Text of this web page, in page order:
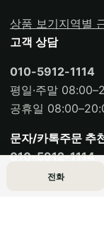
상품 보기지역별
고객 상담
010-5912-1114
평일·주말
공휴일
문자/카톡주문 추
010-5912-1114
전화